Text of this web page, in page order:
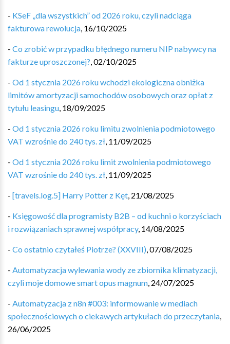
- KSeF „dla wszystkich” od 2026 roku, czyli nadciąga
fakturowa rewolucja, 16/10/2025
- Co zrobić w przypadku błędnego numeru NIP nabywcy na
fakturze uproszczonej?,02/10/2025
- Od 1 stycznia 2026 roku wchodzi ekologiczna obniżka
limitów amortyzacji samochodów osobowych oraz opłat z
tytułu leasingu, 18/09/2025
- Od 1 stycznia 2026 roku limitu zwolnienia podmiotowego
VAT wzrośnie do 240 tys. zł, 11/09/2025
- Od 1 stycznia 2026 roku limit zwolnienia podmiotowego
VAT wzrośnie do 240 tys. zł, 11/09/2025
- [travels.log.5] Harry Potter z Kęt, 21/08/2025
- Księgowość dla programisty B2B – od kuchni o korzyściach
i rozwiązaniach sprawnej współpracy, 14/08/2025
- Co ostatnio czytałeś Piotrze? (XXVIII),07/08/2025
- Automatyzacja wylewania wody ze zbiornika klimatyzacji,
czyli moje domowe smart opus magnum, 24/07/2025
- Automatyzacja z n8n #003: informowanie w mediach
społecznościowych o ciekawych artykułach do przeczytania,
26/06/2025